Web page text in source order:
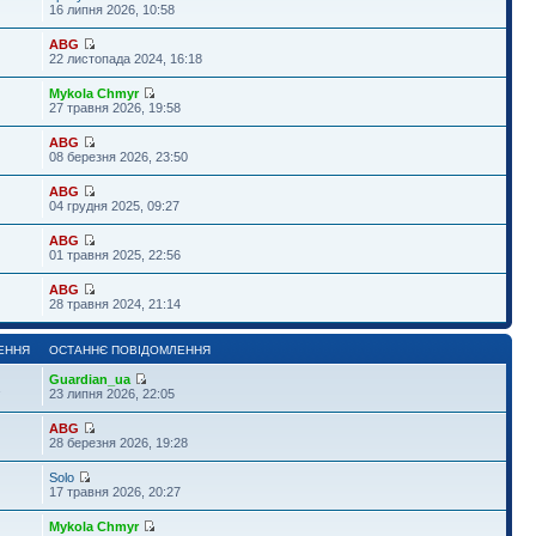
16 липня 2026, 10:58
ABG
22 листопада 2024, 16:18
Mykola Chmyr
27 травня 2026, 19:58
ABG
08 березня 2026, 23:50
ABG
04 грудня 2025, 09:27
ABG
01 травня 2025, 22:56
ABG
28 травня 2024, 21:14
ОСТАННЄ ПОВІДОМЛЕННЯ
Guardian_ua
23 липня 2026, 22:05
ABG
28 березня 2026, 19:28
Solo
17 травня 2026, 20:27
Mykola Chmyr